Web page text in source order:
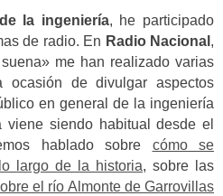
la ingeniería, he participado
de radio. En Radio Nacional ,
me han realizado varias
ocasión de divulgar aspectos
en general de la ingeniería
siendo habitual desde el
hablado sobre cómo se
largo de la historia, sobre las
el río Almonte de Garrovillas